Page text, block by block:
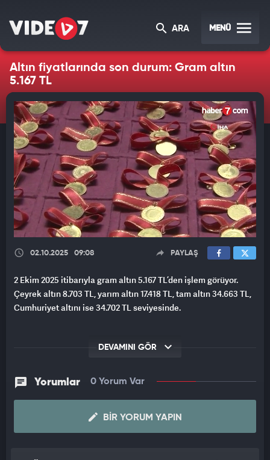
ARA MENÜ
Altın fiyatlarında son durum: Gram altın
5.167 TL
02.10.2025 09:08 PAYLAŞ
2 Ekim 2025 itibarıyla gram altın 5.167 TL’den işlem görüyor.
Çeyrek altın 8.703 TL, yarım altın 17.418 TL, tam altın 34.663 TL,
Cumhuriyet altını ise 34.702 TL seviyesinde.
DEVAMINI GÖR
Yorumlar 0 Yorum Var
BIR YORUM YAPIN